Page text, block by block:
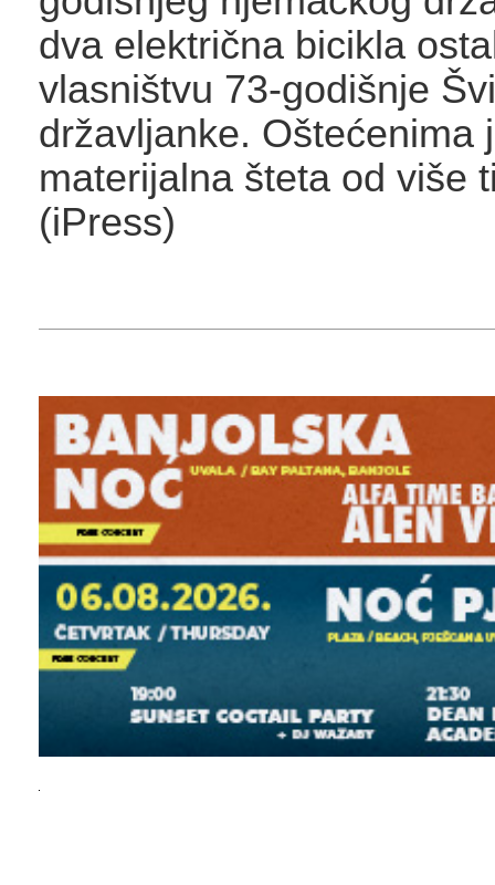
dva električna bicikla
vlasništvu 73-godišnje
državljanke. Oštećenima
materijalna šteta od više
(iPress)